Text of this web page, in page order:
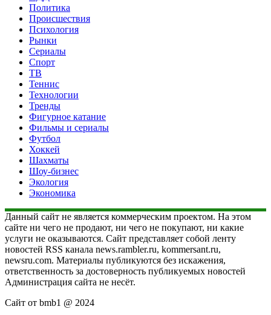
Политика
Происшествия
Психология
Рынки
Сериалы
Спорт
ТВ
Теннис
Технологии
Тренды
Фигурное катание
Фильмы и сериалы
Футбол
Хоккей
Шахматы
Шоу-бизнес
Экология
Экономика
Данный сайт не является коммерческим проектом. На этом
сайте ни чего не продают, ни чего не покупают, ни какие
услуги не оказываются. Сайт представляет собой ленту
новостей RSS канала news.rambler.ru, kommersant.ru,
newsru.com. Материалы публикуются без искажения,
ответственность за достоверность публикуемых новостей
Администрация сайта не несёт.
Сайт от bmb1 @ 2024